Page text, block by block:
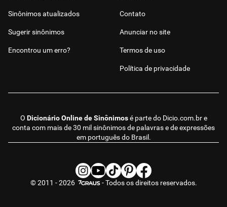
O Dicionário Online de Sinônimosé parte do Dicio.com.bre
conta com mais de 30 mil sinônimos de palavras e de expressões
em português do Brasil.
Sinônimos atualizados
Sugerir sinônimos
Encontrou um erro?
Contato
Anunciar no site
Termos de uso
Política de privacidade
© 2011 - 2026 - Todos os direitos reservados.